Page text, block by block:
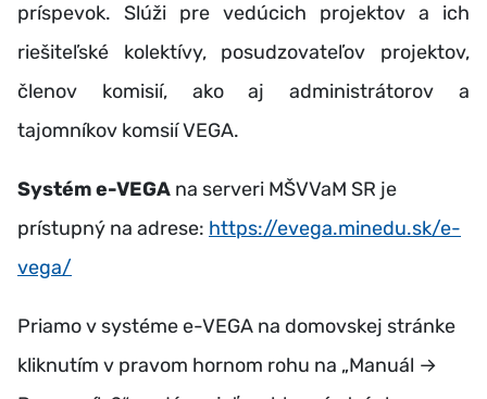
príspevok. Slúži pre vedúcich projektov a ich
riešiteľské kolektívy, posudzovateľov projektov,
členov komisií, ako aj administrátorov a
tajomníkov komsií VEGA.
Systém e-VEGA na serveri MŠVVaM SR je
prístupný na adrese: https://evega.minedu.sk/e-
vega/
Priamo v systéme e-VEGA na domovskej stránke
kliknutím v pravom hornom rohu na „Manuál →